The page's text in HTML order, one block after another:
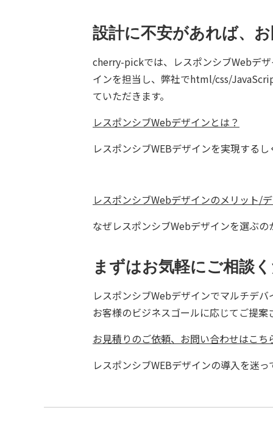
設計に不安があれば、
cherry-pickでは、レスポンシブWebデ
インを担当し、弊社でhtml/css/
ていただきます。
レスポンシブWebデザインとは？
レスポンシブWEBデザインを実現するし
レスポンシブWebデザインのメリット/
なぜレスポンシブWebデザインを選ぶ
まずはお気軽にご相談
レスポンシブWebデザインでマルチデ
お客様のビジネスゴールに応じてご提案
お見積りのご依頼、お問い合わせはこち
レスポンシブWEBデザインの導入を迷